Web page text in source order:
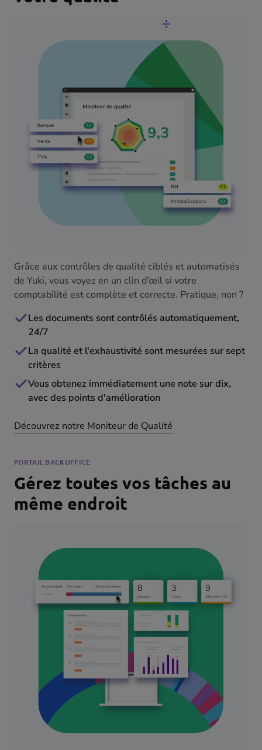
Grâce aux contrôles de qualité ciblés et automatisés
de Yuki, vous voyez en un clin d’œil si votre
comptabilité est complète et correcte. Pratique, non ?
Les documents sont contrôlés automatiquement,
24/7
La qualité et l'exhaustivité sont mesurées sur sept
critères
Vous obtenez immédiatement une note sur dix,
avec des points d'amélioration
Découvrez notre Moniteur de Qualité
PORTAIL BACKOFFICE
Gérez toutes vos tâches au
même endroit